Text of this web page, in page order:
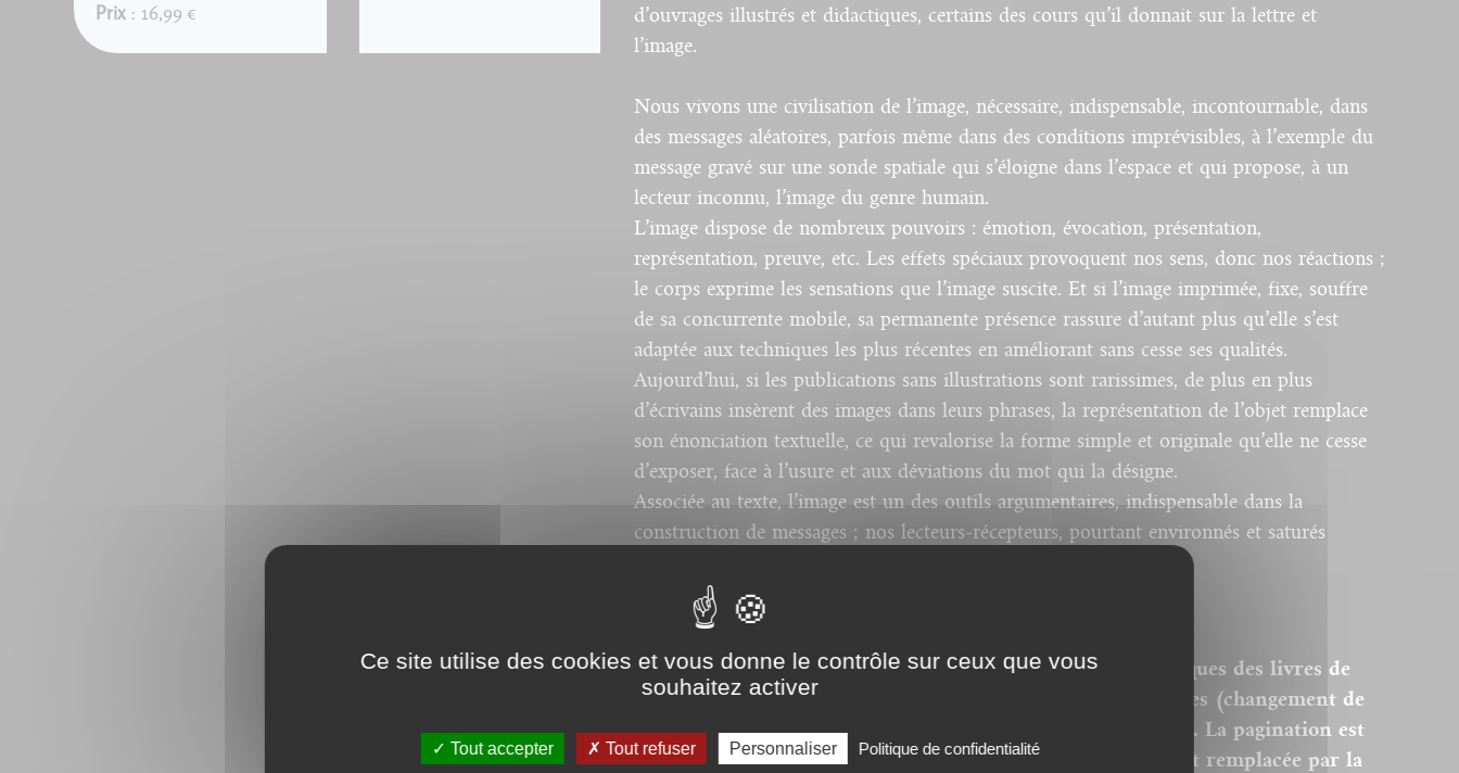
Prix: 16,99 €
d’ouvrages illustrés et didactiques, certains des cours qu’il donnait sur la lettre et
l’image.
Nous vivons une civilisation de l’image, nécessaire, indispensable, incontournable, dans
des messages aléatoires, parfois même dans des conditions imprévisibles, à l’exemple du
message gravé sur une sonde spatiale qui s’éloigne dans l’espace et qui propose, à un
lecteur inconnu, l’image du genre humain.
L’image dispose de nombreux pouvoirs : émotion, évocation, présentation,
représentation, preuve, etc. Les effets spéciaux provoquent nos sens, donc nos réactions ;
le corps exprime les sensations que l’image suscite. Et si l’image imprimée, fixe, souffre
de sa concurrente mobile, sa permanente présence rassure d’autant plus qu’elle s’est
adaptée aux techniques les plus récentes en améliorant sans cesse ses qualités.
Aujourd’hui, si les publications sans illustrations sont rarissimes, de plus en plus
d’écrivains insèrent des images dans leurs phrases, la représentation de l’objet remplace
son énonciation textuelle, ce qui revalorise la forme simple et originale qu’elle ne cesse
d’exposer, face à l’usure et aux déviations du mot qui la désigne.
Associée au texte, l’image est un des outils argumentaires, indispensable dans la
construction de messages ; nos lecteurs-récepteurs, pourtant environnés et saturés
Nos ebooks sont des versions PDF homothétiques des livres de
nos catalogues. Ils ne sont donc pas modifiables (changement de
corps pour la police, modification des images). La pagination est
donc respectée et la première page du livre est remplacée par la
Ce site utilise des cookies et vous donne le contrôle sur ceux que vous
souhaitez activer
Tout accepter Tout refuser Personnaliser Politique de confidentialité